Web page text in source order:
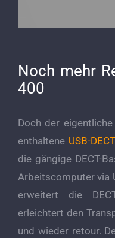
Noch mehr
400
Doch der
enthaltene USB-
die gängige DECT-
Arbeitscomputer via
erweitert die
erleichtert den
und wieder retour.